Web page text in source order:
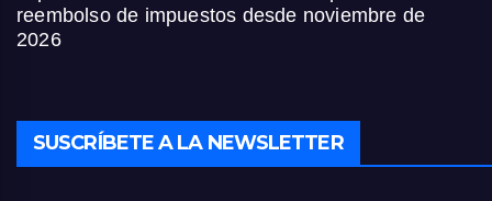
reembolso de impuestos desde noviembre de
2026
SUSCRÍBETE A LA NEWSLETTER